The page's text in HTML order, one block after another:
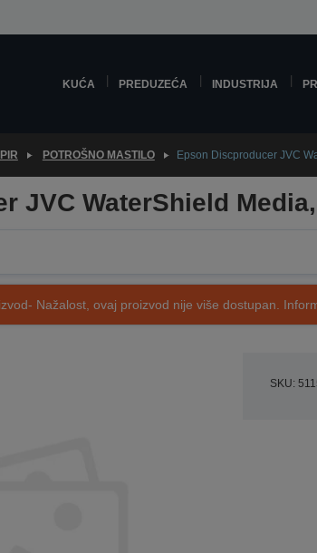
KUĆA PREDUZEĆA INDUSTRIJA
POTROŠNO MASTILO Epson Discproducer JVC
JVC WaterShield
Nažalost, ovaj proizvod nije više dostupan.
SKU: